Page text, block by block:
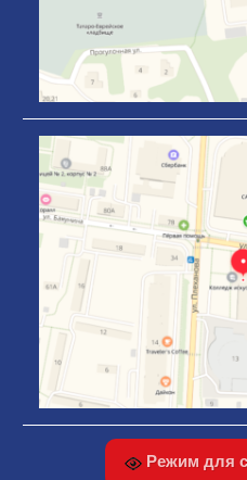
Режим для